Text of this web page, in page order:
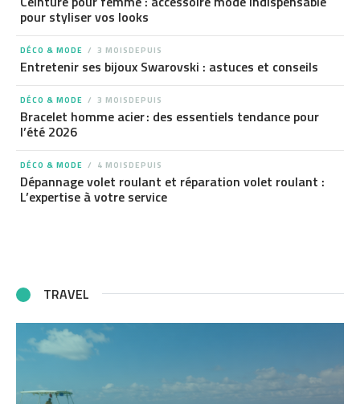
pour styliser vos looks
DÉCO & MODE 3 MOISDEPUIS
Entretenir ses bijoux Swarovski : astuces et conseils
DÉCO & MODE 3 MOISDEPUIS
Bracelet homme acier : des essentiels tendance pour
l’été 2026
DÉCO & MODE 4 MOISDEPUIS
Dépannage volet roulant et réparation volet roulant :
L’expertise à votre service
TRAVEL